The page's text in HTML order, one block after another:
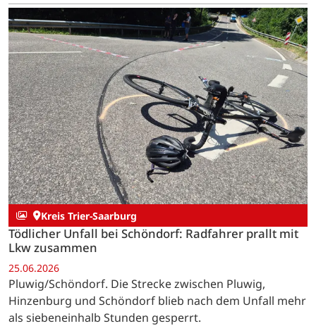
Kreis Trier-Saarburg
Tödlicher Unfall bei Schöndorf: Radfahrer prallt mit
Lkw zusammen
25.06.2026
Pluwig/Schöndorf. Die Strecke zwischen Pluwig,
Hinzenburg und Schöndorf blieb nach dem Unfall mehr
als siebeneinhalb Stunden gesperrt.